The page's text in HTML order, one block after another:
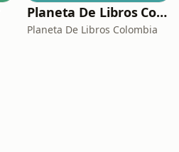
Planeta De Libros Colombia
Planeta De Libros Colombia